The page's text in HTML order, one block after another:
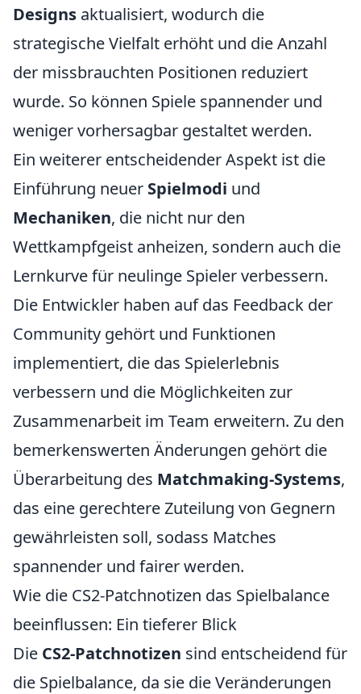
Designs aktualisiert, wodurch die
strategische Vielfalt erhöht und die Anzahl
der missbrauchten Positionen reduziert
wurde. So können Spiele spannender und
weniger vorhersagbar gestaltet werden.
Ein weiterer entscheidender Aspekt ist die
Einführung neuer Spielmodi und
Mechaniken, die nicht nur den
Wettkampfgeist anheizen, sondern auch die
Lernkurve für neulinge Spieler verbessern.
Die Entwickler haben auf das Feedback der
Community gehört und Funktionen
implementiert, die das Spielerlebnis
verbessern und die Möglichkeiten zur
Zusammenarbeit im Team erweitern. Zu den
bemerkenswerten Änderungen gehört die
Überarbeitung des Matchmaking-Systems,
das eine gerechtere Zuteilung von Gegnern
gewährleisten soll, sodass Matches
spannender und fairer werden.
Wie die CS2-Patchnotizen das Spielbalance
beeinflussen: Ein tieferer Blick
Die CS2-Patchnotizen sind entscheidend für
die Spielbalance, da sie die Veränderungen